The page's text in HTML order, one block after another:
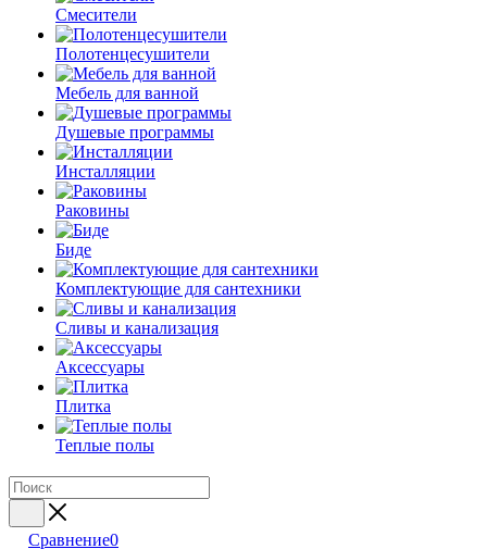
Смесители
Полотенцесушители
Мебель для ванной
Душевые программы
Инсталляции
Раковины
Биде
Комплектующие для сантехники
Сливы и канализация
Аксессуары
Плитка
Теплые полы
Сравнение0